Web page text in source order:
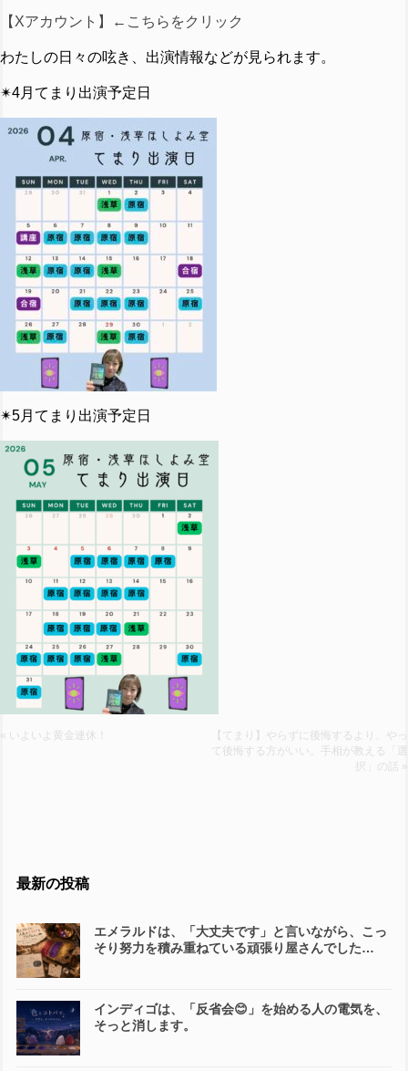
【Xアカウント】←こちらをクリック
わたしの日々の呟き、出演情報などが見られます。
✴︎4月てまり出演予定日
✴︎5月てまり出演予定日
« いよいよ黄金連休！
【てまり】やらずに後悔するより、やっ
て後悔する方がいい。手相が教える「選
択」の話 »
最新の投稿
エメラルドは、「大丈夫です」と言いながら、こっ
そり努力を積み重ねている頑張り屋さんでした…
インディゴは、「反省会😊」を始める人の電気を、
そっと消します。